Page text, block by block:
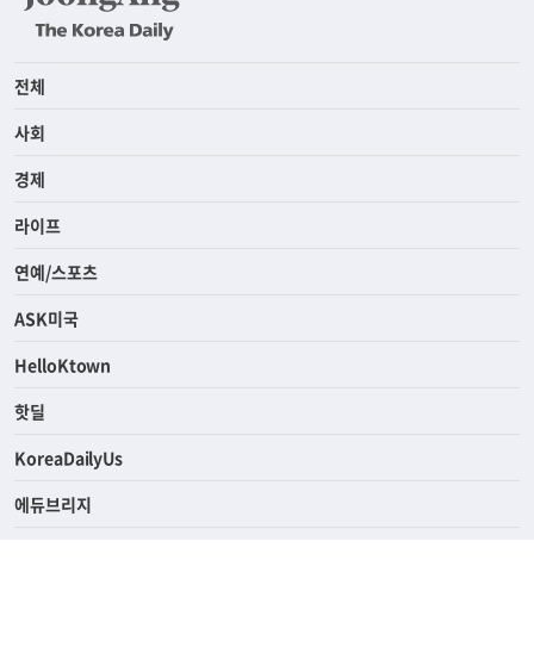
전체
사회
경제
라이프
연예/스포츠
ASK미국
HelloKtown
핫딜
KoreaDailyUs